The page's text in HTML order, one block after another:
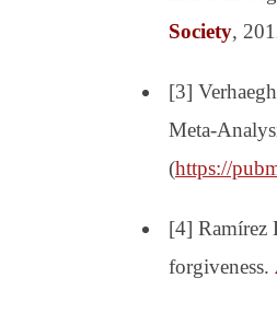
Society,
[3]
Meta-
(https://
[4] Ramírez
forgiveness.